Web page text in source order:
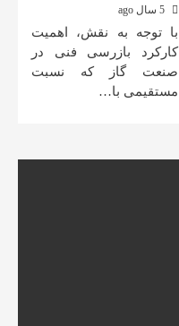
با توجه به نقش، اهمیت
کارکرد بازرسی فنی در
صنعت گاز که نسبت
مستقیمی با…